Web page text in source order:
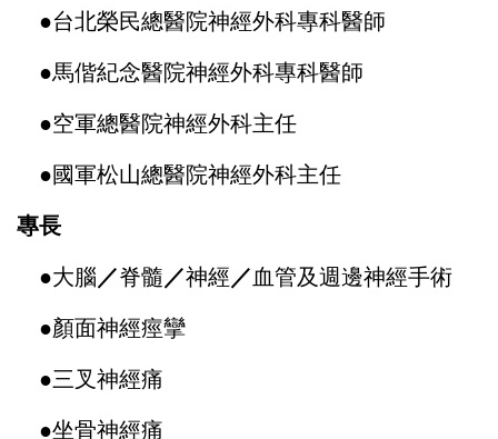
●台北榮民總醫院神經外科專科醫師
●馬偕紀念醫院神經外科專科醫師
●空軍總醫院神經外科主任
●國軍松山總醫院神經外科主任
專長
●大腦 ／脊髓 ／神經 ／血管及週邊神經手術
●顏面神經痙攣
●三叉神經痛
●坐骨神經痛